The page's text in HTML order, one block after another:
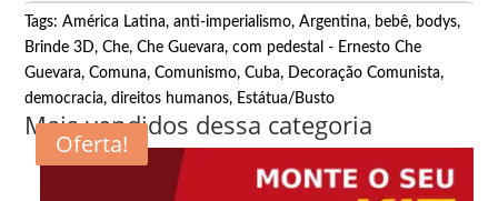
Tags:América Latina,anti-imperialismo,Argentina, bebê, bodys,
Brinde 3D,Che,Che Guevara,com pedestal - Ernesto Che
Guevara,Comuna,Comunismo,Cuba, Decoração Comunista,
democracia,direitos humanos, Estátua/Busto
Mais vendidos dessa categoria
Oferta!
Oferta!